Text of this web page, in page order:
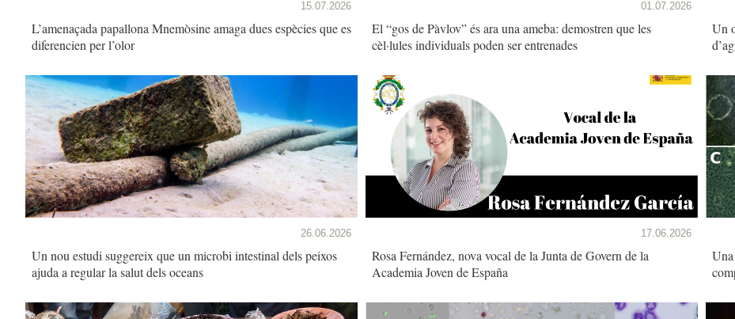
15.07.2026
L’amenaçada papallona Mnemòsine amaga dues espècies que es
diferencien per l’olor
01.07.2026
El “gos de Pàvlov” és ara una ameba: demostren que les
cèl·lules individuals poden ser entrenades
Un
26.06.2026
Un nou estudi suggereix que un microbi intestinal dels peixos
ajuda a regular la salut dels oceans
17.06.2026
Rosa Fernández, nova vocal de la Junta de Govern de la
Academia Joven de España